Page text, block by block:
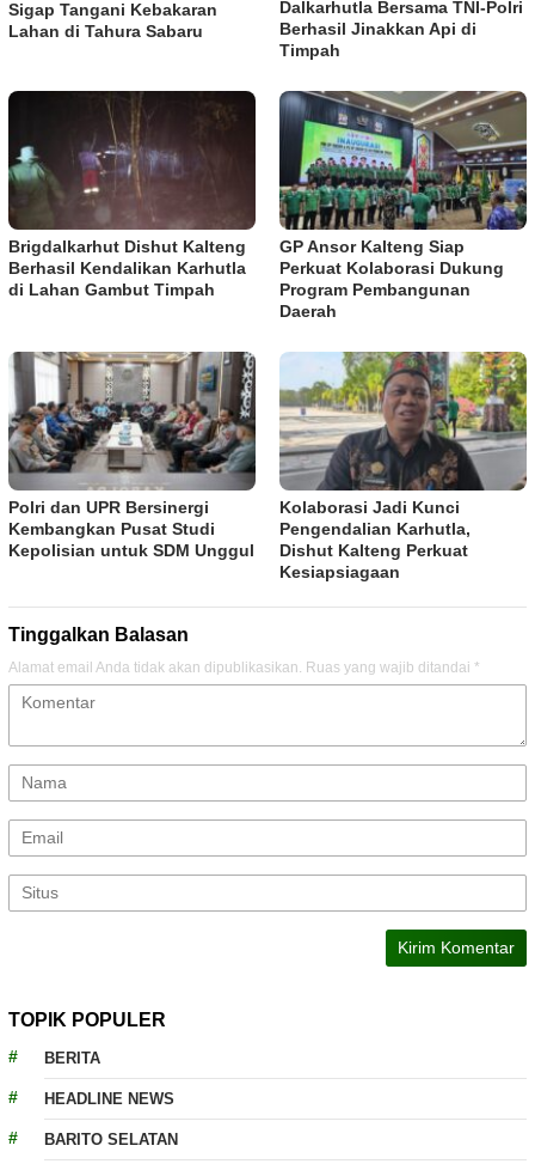
Sigap Tangani Kebakaran
Lahan di Tahura Sabaru
Dalkarhutla Bersama TNI-Polri
Berhasil Jinakkan Api di
Timpah
Brigdalkarhut Dishut Kalteng
Berhasil Kendalikan Karhutla
di Lahan Gambut Timpah
GP Ansor Kalteng Siap
Perkuat Kolaborasi Dukung
Program Pembangunan
Daerah
Polri dan UPR Bersinergi
Kembangkan Pusat Studi
Kepolisian untuk SDM Unggul
Kolaborasi Jadi Kunci
Pengendalian Karhutla,
Dishut Kalteng Perkuat
Kesiapsiagaan
Tinggalkan Balasan
Alamat email Anda tidak akan dipublikasikan. Ruas yang wajib ditandai *
TOPIK POPULER
BERITA
HEADLINE NEWS
BARITO SELATAN